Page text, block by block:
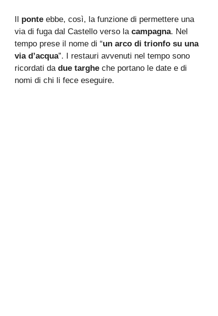
ponte ebbe, così, la funzione di permettere una
via di fuga dal Castello verso la campagna. Nel
tempo prese il nome di “un arco di trionfo su una
via d’acqua”. I restauri avvenuti nel tempo sono
ricordati da due targhe che portano le date e di
nomi di chi li fece eseguire.